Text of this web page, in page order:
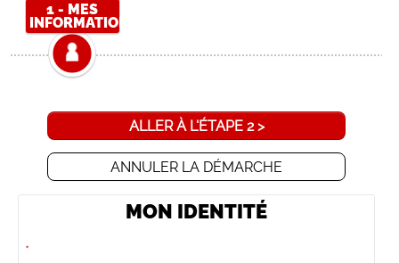
1 - MES
INFORMATIONS
ALLER À L'ÉTAPE 2 >
ANNULER LA DÉMARCHE
MON IDENTITÉ
*